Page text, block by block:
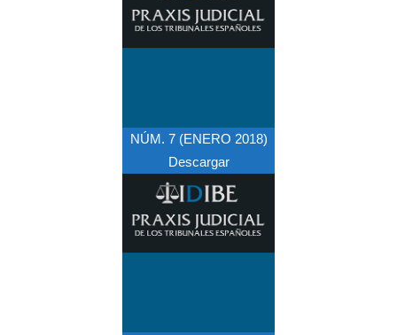
NÚM. 7 (ENERO 2018)
Descargar